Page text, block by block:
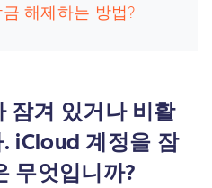
해제하는 방법?
잠겨 있거나 비활
iCloud 계정을 잠
무엇입니까?